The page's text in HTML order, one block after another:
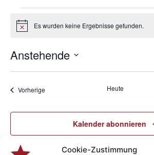
Cookie-Zustimmung
HinweisEs wurden keine Ergebnisse gefunden.
Anstehende
wählen.
VorherigeVeranstaltungen Heute
Kalender abonnieren